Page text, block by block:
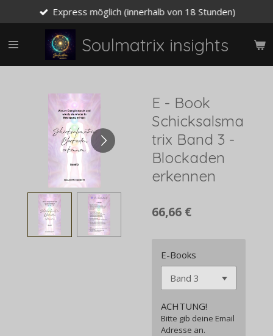
Hauptinhalt
springen
Soulmatrix insights
Express möglich (innerhalb von 18 Stunden)
E - Book
Schicksalsma
trix Band 3 -
Blockaden
erkennen
66,66 €
E-Books
ACHTUNG!
Bitte gib deine Email
Adresse an.